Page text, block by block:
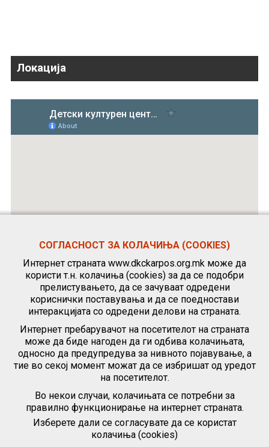
Локација
СОГЛАСНОСТ ЗА КОЛАЧИЊА (COOKIES)
Интернет страната www.dkckarpos.org.mk може да
користи т.н. колачиња (cookies) за да се подобри
прелистувањето, да се зачуваат одредени
кориснички поставувања и да се поедностави
интеракцијата со одредени делови на страната.
Интернет пребарувачот на посетителот на страната
може да биде нагоден да ги одбива колачињата,
односно да предупредува за нивното појавување, а
тие во секој момент можат да се избришат од уредот
на посетителот.
Во некои случаи, колачињата се потребни за
правилно функционирање на интернет страната.
Изберете дали се согласувате да се користат
колачиња (cookies)